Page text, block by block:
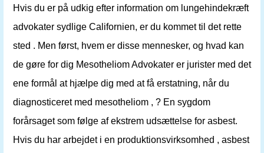
Hvis du er på udkig efter information om lungehindekræft
advokater sydlige Californien, er du kommet til det rette
sted . Men først, hvem er disse mennesker, og hvad kan
de gøre for dig Mesotheliom Advokater er jurister med det
ene formål at hjælpe dig med at få erstatning, når du
diagnosticeret med mesotheliom , ? En sygdom
forårsaget som følge af ekstrem udsættelse for asbest.
Hvis du har arbejdet i en produktionsvirksomhed , asbest